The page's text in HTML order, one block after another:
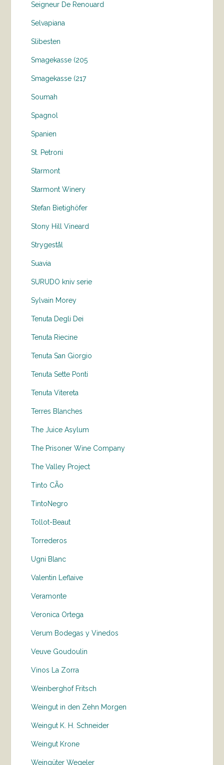
Seigneur De Renouard
Selvapiana
Slibesten
Smagekasse (205
Smagekasse (217
Soumah
Spagnol
Spanien
St. Petroni
Starmont
Starmont Winery
Stefan Bietighöfer
Stony Hill Vineard
Strygestål
Suavia
SURUDO kniv serie
Sylvain Morey
Tenuta Degli Dei
Tenuta Riecine
Tenuta San Giorgio
Tenuta Sette Ponti
Tenuta Vitereta
Terres Blanches
The Juice Asylum
The Prisoner Wine Company
The Valley Project
Tinto CÃo
TintoNegro
Tollot-Beaut
Torrederos
Ugni Blanc
Valentin Leflaive
Veramonte
Veronica Ortega
Verum Bodegas y Vinedos
Veuve Goudoulin
Vinos La Zorra
Weinberghof Fritsch
Weingut in den Zehn Morgen
Weingut K. H. Schneider
Weingut Krone
Weingüter Wegeler